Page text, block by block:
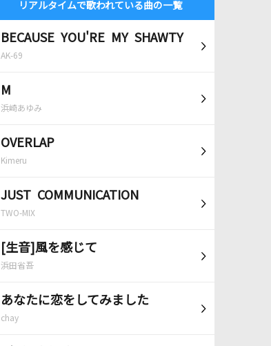
リアルタイムで歌われている曲の一覧
BECAUSE YOU'RE MY SHAWTY
AK-69
M
浜崎あゆみ
OVERLAP
Kimeru
JUST COMMUNICATION
TWO-MIX
[生音]風を感じて
浜田省吾
あなたに恋をしてみました
chay